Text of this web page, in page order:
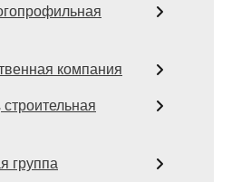
компания
группа